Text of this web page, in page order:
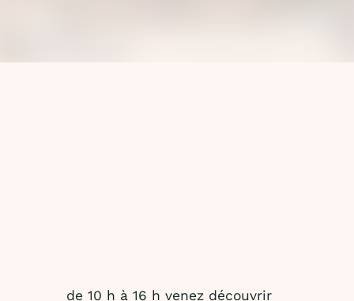
de 10 h à 16 h venez découvrir